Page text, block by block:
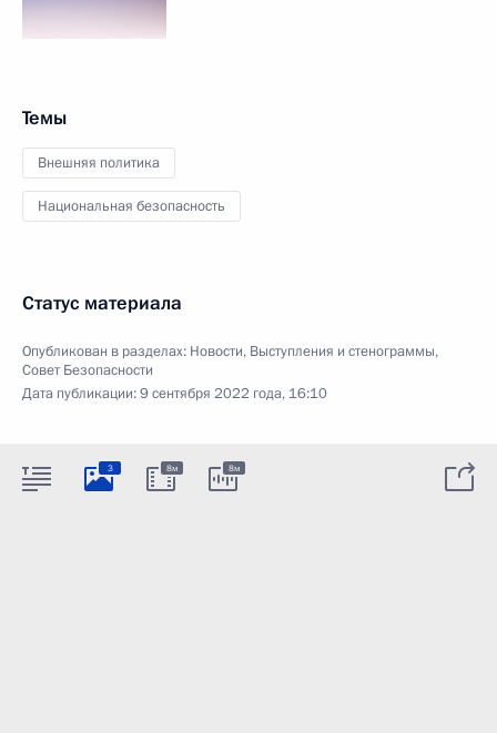
Темы
Внешняя политика
Национальная безопасность
Статус материала
Опубликован в разделах: Новости, Выступления и стенограммы,
Совет Безопасности
Дата публикации:9 сентября 2022 года, 16:10
3 8м 8м